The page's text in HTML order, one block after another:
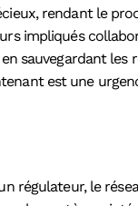
rendant le
impliqués
sauvegardant les
est une
régulateur, le